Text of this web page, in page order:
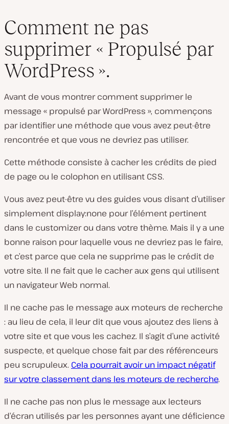
Comment ne pas
supprimer « Propulsé par
WordPress ».
Avant de vous montrer comment supprimer le
message « propulsé par WordPress », commençons
par identifier une méthode que vous avez peut-être
rencontrée et que vous ne devriez pas utiliser.
Cette méthode consiste à cacher les crédits de pied
de page ou le colophon en utilisant CSS.
Vous avez peut-être vu des guides vous disant d’utiliser
simplement display:none pour l’élément pertinent
dans le customizer ou dans votre thème. Mais il y a une
bonne raison pour laquelle vous ne devriez pas le faire,
et c’est parce que cela ne supprime pas le crédit de
votre site. Il ne fait que le cacher aux gens qui utilisent
un navigateur Web normal.
Il ne cache pas le message aux moteurs de recherche
: au lieu de cela, il leur dit que vous ajoutez des liens à
votre site et que vous les cachez. Il s’agit d’une activité
suspecte, et quelque chose fait par des référenceurs
peu scrupuleux. Cela pourrait avoir un impact négatif
sur votre classement dans les moteurs de recherche.
Il ne cache pas non plus le message aux lecteurs
d’écran utilisés par les personnes ayant une déficience